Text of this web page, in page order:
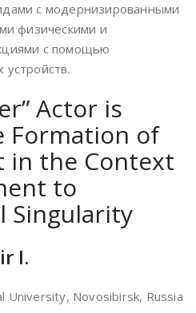
с модернизированными
физическими и
с помощью
Actor is
Formation of
in the Context
to
Singularity
I.
University, Novosibirsk, Russia